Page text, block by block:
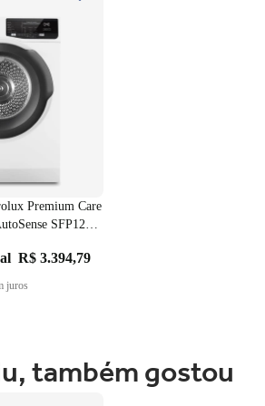
Extra Frio: i
e compartimentos bem distribuídos:
eficiência energética B e
o período de 1/2024 até 12/2024 e avaliando os
Premium Care
SFP12
R$ 3.394,79
juros
também gostou
de